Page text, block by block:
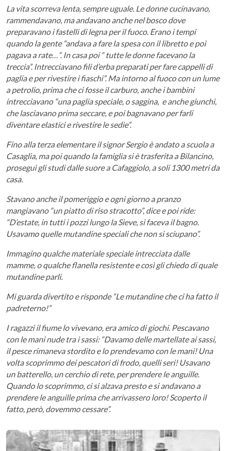
La vita scorreva lenta, sempre uguale. Le donne cucinavano,
rammendavano, ma andavano anche nel bosco dove
preparavano i fastelli di legna per il fuoco. Erano i tempi
quando la gente “andava a fare la spesa con il libretto e poi
pagava a rate…”. In casa poi “ tutte le donne facevano la
treccia”. Intrecciavano fili d’erba preparati per fare cappelli di
paglia e per rivestire i fiaschi”. Ma intorno al fuoco con un lume
a petrolio, prima che ci fosse il carburo, anche i bambini
intrecciavano “una paglia speciale, o saggina, e anche giunchi,
che lasciavano prima seccare, e poi bagnavano per farli
diventare elastici e rivestire le sedie”.
Fino alla terza elementare il signor Sergio è andato a scuola a
Casaglia, ma poi quando la famiglia si è trasferita a Bilancino,
proseguì gli studi dalle suore a Cafaggiolo, a soli 1300 metri da
casa.
Stavano anche il pomeriggio e ogni giorno a pranzo
mangiavano “un piatto di riso stracotto”, dice e poi ride:
“D’estate, in tutti i pozzi lungo la Sieve, si faceva il bagno.
Usavamo quelle mutandine speciali che non si sciupano”.
Immagino qualche materiale speciale intrecciata dalle
mamme, o qualche flanella resistente e così gli chiedo di quale
mutandine parli.
Mi guarda divertito e risponde “Le mutandine che ci ha fatto il
padreterno!”
I ragazzi il fiume lo vivevano, era amico di giochi. Pescavano
con le mani nude tra i sassi: “Davamo delle martellate ai sassi,
il pesce rimaneva stordito e lo prendevamo con le mani! Una
volta scoprimmo dei pescatori di frodo, quelli seri! Usavano
un batterello, un cerchio di rete, per prendere le anguille.
Quando lo scoprimmo, ci si alzava presto e si andavano a
prendere le anguille prima che arrivassero loro! Scoperto il
fatto, però, dovemmo cessare”.